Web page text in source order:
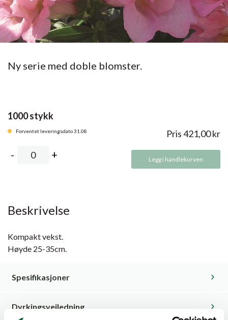
Ny serie med doble blomster.
1000 stykk
Forventet leveringsdato 31.08 Pris421,00kr
Legg i handlekurven
Beskrivelse
Kompakt vekst.
Høyde 25-35cm.
Spesifikasjoner
Dyrkingsveiledning